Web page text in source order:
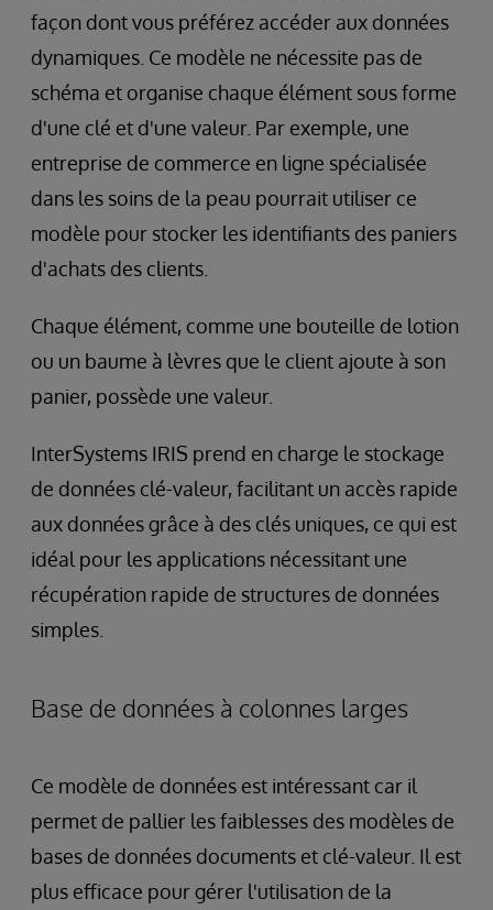
façon dont vous préférez accéder aux données
dynamiques. Ce modèle ne nécessite pas de
schéma et organise chaque élément sous forme
d'une clé et d'une valeur. Par exemple, une
entreprise de commerce en ligne spécialisée
dans les soins de la peau pourrait utiliser ce
modèle pour stocker les identifiants des paniers
d'achats des clients.
Chaque élément, comme une bouteille de lotion
ou un baume à lèvres que le client ajoute à son
panier, possède une valeur.
InterSystems IRIS prend en charge le stockage
de données clé-valeur, facilitant un accès rapide
aux données grâce à des clés uniques, ce qui est
idéal pour les applications nécessitant une
récupération rapide de structures de données
simples.
Base de données à colonnes larges
Ce modèle de données est intéressant car il
permet de pallier les faiblesses des modèles de
bases de données documents et clé-valeur. Il est
plus efficace pour gérer l'utilisation de la